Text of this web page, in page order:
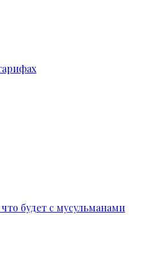
будет с мусульманами